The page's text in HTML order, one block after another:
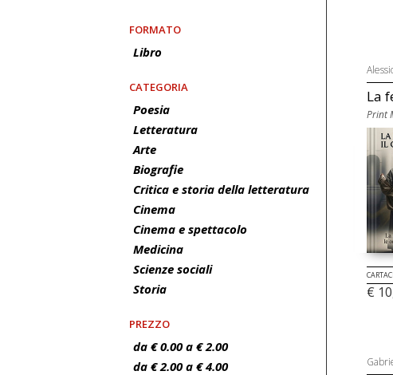
FORMATO
Libro
CATEGORIA
Poesia
Letteratura
Arte
Biografie
Critica e storia della letteratura
Cinema
Cinema e spettacolo
Medicina
Scienze sociali
Storia
PREZZO
da € 0.00 a € 2.00
da € 2.00 a € 4.00
La
Print
€